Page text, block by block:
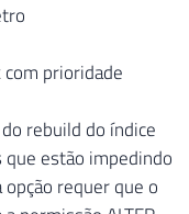
com prioridade
rebuild do índice
estão impedindo
requer que o